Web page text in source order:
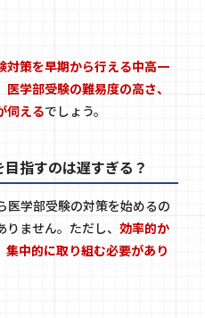
対策を早期から行える中高一
学部受験の難易度の高さ、
伺えるでしょう。
指すのは遅すぎる？
医学部受験の対策を始めるの
ません。ただし、 効率的か
中的に取り組む必要があり